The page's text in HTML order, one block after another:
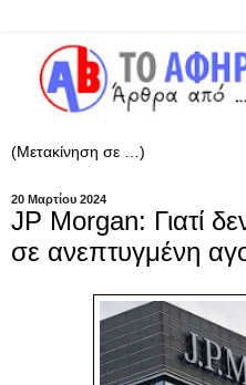
20 Μαρτίου 2024
JP Morgan: Γιατί
σε ανεπτυγμένη